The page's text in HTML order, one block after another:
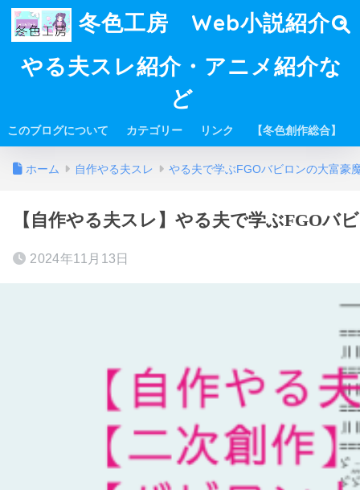
冬色工房 Web小説紹介・
やる夫スレ紹介・アニメ紹介な
ど
このブログについて カテゴリー リンク 【冬色創作総合】
ホーム 自作やる夫スレ やる夫で学ぶFGOバビロンの大富豪
【自作やる夫スレ】やる夫で学ぶFGOバ
2024年11月13日